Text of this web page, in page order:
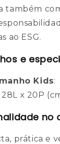
também
ao ESG.
e
Kids:
28L x 20P
no
prática e